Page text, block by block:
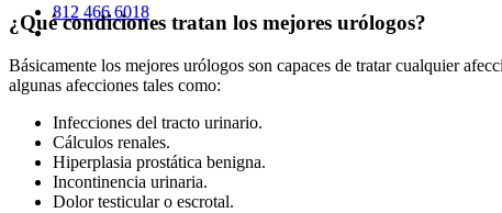
812 466 6018
¿Qué condiciones tratan los mejores urólogos?
Básicamente los mejores urólogos son capaces de tratar cualquier
algunas afecciones tales como:
Infecciones del tracto urinario.
Cálculos renales.
Hiperplasia prostática benigna.
Incontinencia urinaria.
Dolor testicular o escrotal.